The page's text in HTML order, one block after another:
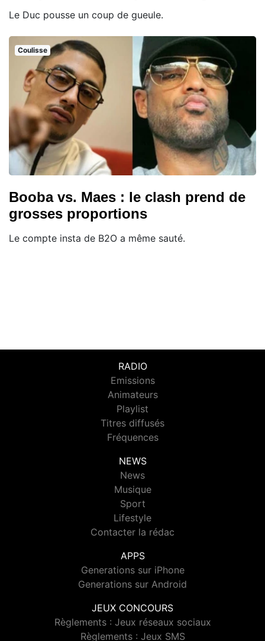
Le Duc pousse un coup de gueule.
Coulisse
Booba vs. Maes : le clash prend de
grosses proportions
Le compte insta de B2O a même sauté.
RADIO
Emissions
Animateurs
Playlist
Titres diffusés
Fréquences
NEWS
News
Musique
Sport
Lifestyle
Contacter la rédac
APPS
Generations sur iPhone
Generations sur Android
JEUX CONCOURS
Règlements : Jeux réseaux sociaux
Règlements : Jeux SMS